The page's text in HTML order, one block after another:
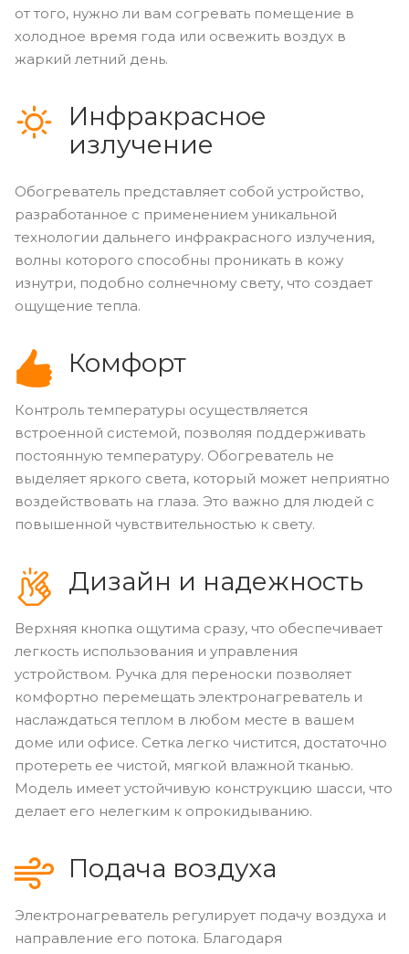
от того, нужно ли вам согревать помещение в
холодное время года или освежить воздух в
жаркий летний день.
Инфракрасное
излучение
Обогреватель представляет собой устройство,
разработанное с применением уникальной
технологии дальнего инфракрасного излучения,
волны которого способны проникать в кожу
изнутри, подобно солнечному свету, что создает
ощущение тепла.
Комфорт
Контроль температуры осуществляется
встроенной системой, позволяя поддерживать
постоянную температуру. Обогреватель не
выделяет яркого света, который может неприятно
воздействовать на глаза. Это важно для людей с
повышенной чувствительностью к свету.
Дизайн и надежность
Верхняя кнопка ощутима сразу, что обеспечивает
легкость использования и управления
устройством. Ручка для переноски позволяет
комфортно перемещать электронагреватель и
наслаждаться теплом в любом месте в вашем
доме или офисе. Сетка легко чистится, достаточно
протереть ее чистой, мягкой влажной тканью.
Модель имеет устойчивую конструкцию шасси, что
делает его нелегким к опрокидыванию.
Подача воздуха
Электронагреватель регулирует подачу воздуха и
направление его потока. Благодаря